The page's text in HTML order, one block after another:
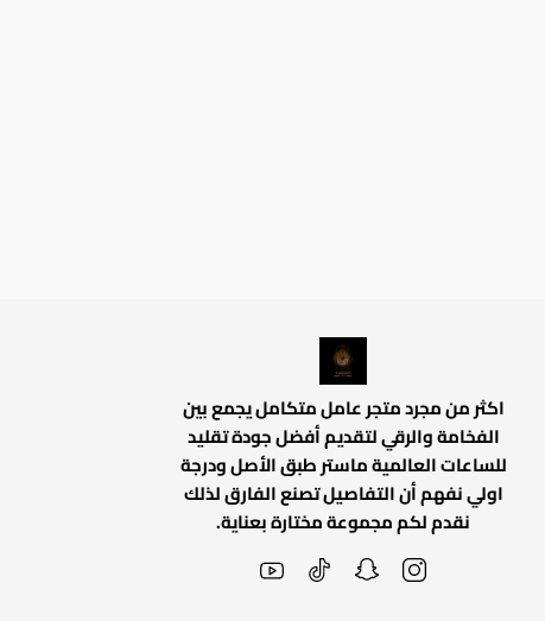
اكثر من مجرد متجر عامل متكامل يجمع بين
الفخامة والرقي لتقديم أفضل جودة تقليد
للساعات العالمية ماستر طبق الأصل ودرجة
اولي نفهم أن التفاصيل تصنع الفارق لذلك
نقدم لكم مجموعة مختارة بعناية.